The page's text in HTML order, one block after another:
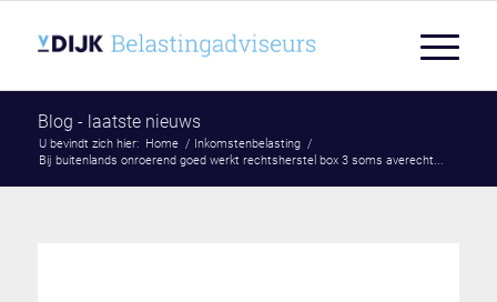
Blog - laatste nieuws
U bevindt zich hier: Home / Inkomstenbelasting /
Bij buitenlands onroerend goed werkt rechtsherstel box 3 soms averecht...